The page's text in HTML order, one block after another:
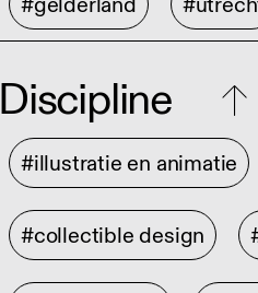
Discipline
#illustratie en animatie
#collectible design